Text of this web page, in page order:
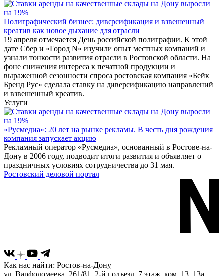
Полиграфический бизнес: диверсификация и взвешенный
креатив как новое дыхание для отрасли
19 апреля отмечается День российской полиграфии. К этой
дате Сбер и «Город N» изучили опыт местных компаний и
узнали тонкости развития отрасли в Ростовской области. На
фоне снижения интереса к печатной продукции и
выраженной сезонности спроса ростовская компания «Бейк
Бренд Рус» сделала ставку на диверсификацию направлений
и взвешенный креатив.
Услуги
«Русмедиа»: 20 лет на рынке рекламы. В честь дня рождения
компания запускает акцию
Рекламный оператор «Русмедиа», основанный в Ростове-на-
Дону в 2006 году, подводит итоги развития и объявляет о
праздничных условиях сотрудничества до 31 мая.
Ростовский деловой портал
Как нас найти: Ростов-на-Дону,
ул. Варфоломеева, 261/81, 2-й подъезд, 7 этаж, ком. 13, 13а